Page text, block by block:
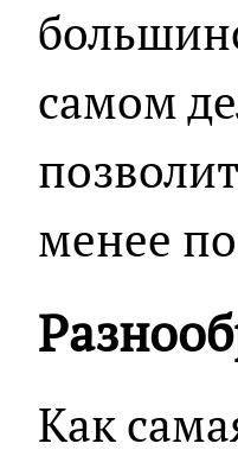
самом
менее
Как